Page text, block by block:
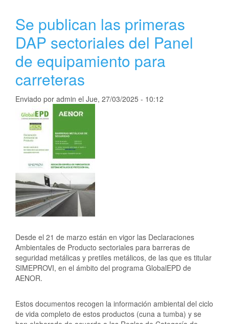
1-
2025
y
2025
del
MITMS
Se publican las primeras
DAP sectoriales del Panel
de equipamiento para
carreteras
Enviado por admin el Jue, 27/03/2025 - 10:12
Desde el 21 de marzo están en vigor las Declaraciones
Ambientales de Producto sectoriales para barreras de
seguridad metálicas y pretiles metálicos, de las que es titular
SIMEPROVI, en el ámbito del programa GlobalEPD de
AENOR.
Estos documentos recogen la información ambiental del ciclo
de vida completo de estos productos (cuna a tumba) y se